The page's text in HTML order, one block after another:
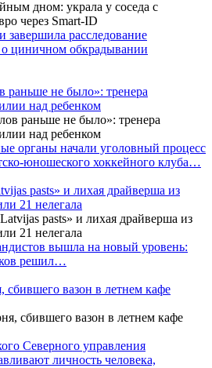
завершила расследование
о циничном обкрадывании
раньше не было»: тренера
над ребенком
органы начали уголовный процесс
юношеского хоккейного клуба…
pasts» и лихая драйверша из
21 нелегала
вышла на новый уровень:
решил…
вазон в летнем кафе
Северного управления
личность человека,